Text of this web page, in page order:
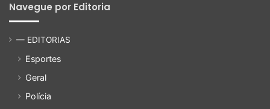
Navegue por Editoria
— EDITORIAS
Esportes
Geral
Polícia